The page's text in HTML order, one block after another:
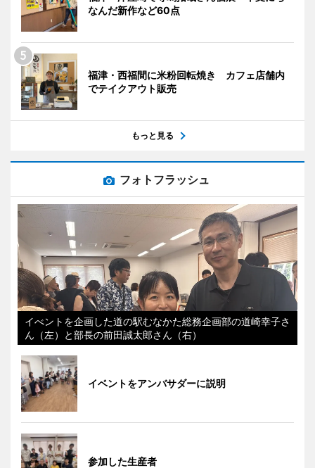
なんだ新作など60点
福津・西福間に米粉回転焼き カフェ店舗内
でテイクアウト販売
もっと見る
フォトフラッシュ
イべントを企画した道の駅むなかた総務企画部の道崎幸子さ
ん（左）と部長の前田誠太郎さん（右）
イベントをアンバサダーに説明
参加した生産者